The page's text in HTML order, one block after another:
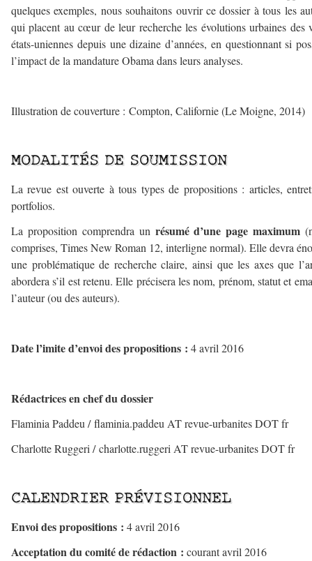
quelques exemples, nous souhaitons ouvrir ce dossier à tous les
qui placent au cœur de leur recherche les évolutions urbaines des
états-uniennes depuis une dizaine d’années, en questionnant si
l’impact de la mandature Obama dans leurs analyses.
Illustration de couverture : Compton, Californie (Le Moigne, 2014)
MODALITÉS DE SOUMISSION
La revue est ouverte à tous types de propositions : articles,
portfolios.
La proposition comprendra un résumé d’une page maximum
comprises, Times New Roman 12, interligne normal). Elle devra
une problématique de recherche claire, ainsi que les axes que
abordera s’il est retenu. Elle précisera les nom, prénom, statut et
l’auteur (ou des auteurs).
Date l’imite d’envoi des propositions : 4 avril 2016
Rédactrices en chef du dossier
Flaminia Paddeu / flaminia.paddeu AT revue-urbanites DOT fr
Charlotte Ruggeri / charlotte.ruggeri AT revue-urbanites DOT fr
CALENDRIER PRÉVISIONNEL
Envoi des propositions : 4 avril 2016
Acceptation du comité de rédaction : courant avril 2016